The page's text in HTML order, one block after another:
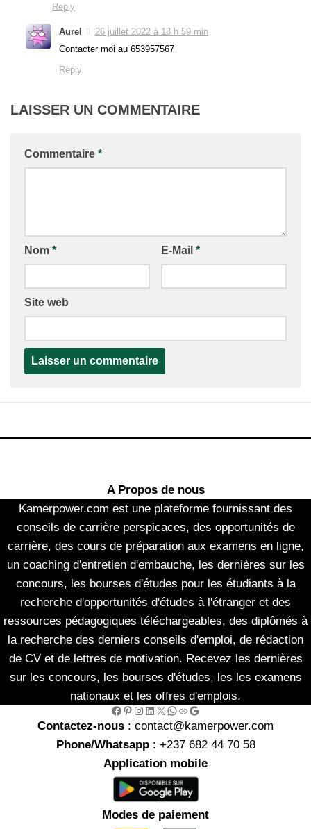
Reply
Aurel
26 juillet 2022 à 18 h 59 min
Contacter moi au 653957567
Reply
LAISSER UN COMMENTAIRE
Commentaire *
Nom * E-Mail *
Site web
A Propos de nous
Kamerpower.com est une plateforme fournissant des
conseils de carrière perspicaces, des opportunités de
carrière, des cours de préparation aux examens en ligne,
un coaching d'entretien d'embauche, les dernières sur les
concours, les bourses d'études pour les étudiants à la
recherche d'opportunités d'études à l'étranger et des
ressources pédagogiques téléchargeables, des diplômés à
la recherche des derniers conseils d'emploi, de rédaction
de CV et de lettres de motivation. Recevez les dernières
sur les concours, les bourses d'études, les les examens
nationaux et les offres d'emplois.
Facebook Pinterest InstagramLinkedIn X WhatsApp Link Google
Contactez-nous : contact@kamerpower.com
Phone/Whatsapp: +237 682 44 70 58
Application mobile
Modes de paiement